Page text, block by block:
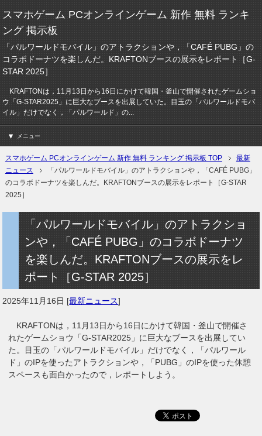
スマホゲーム PCオンラインゲーム 新作 無料 ランキ
ング 掲示板
「パルワールドモバイル」のアトラクションや，「CAFÉ PUBG」の
コラボドーナツを楽しんだ。KRAFTONブースの展示をレポート［G-
STAR 2025］
KRAFTONは，11月13日から16日にかけて韓国・釜山で開催されたゲームショ
ウ「G-STAR2025」に巨大なブースを出展していた。目玉の「パルワールドモバ
イル」だけでなく，「パルワールド」の...
メニュー
スマホゲーム PCオンラインゲーム 新作 無料 ランキング 掲示板 TOP
最新
ニュース
「パルワールドモバイル」のアトラクションや，「CAFÉ PUBG」
のコラボドーナツを楽しんだ。KRAFTONブースの展示をレポート［G-STAR
2025］
「パルワールドモバイル」のアトラクショ
ンや，「CAFÉ PUBG」のコラボドーナツ
を楽しんだ。KRAFTONブースの展示をレ
ポート［G-STAR 2025］
2025年11月16日 [最新ニュース]
KRAFTONは，11月13日から16日にかけて韓国・釜山で開催さ
れたゲームショウ「G-STAR2025」に巨大なブースを出展してい
た。目玉の「パルワールドモバイル」だけでなく，「パルワール
ド」のIPを使ったアトラクションや，「PUBG」のIPを使った休憩
スペースも面白かったので，レポートしよう。